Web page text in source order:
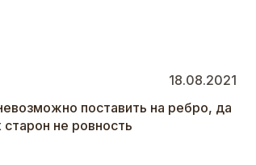
18.08.2021
поставить на ребро, да
старон не ровность